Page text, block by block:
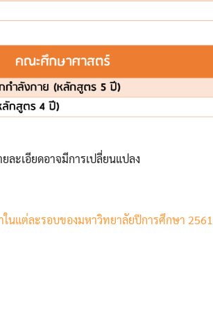
ะเอียดอาจมีการเปลี่ยนแปลง
นแต่ละรอบของมหาวิทยาลัยปีการศึกษา